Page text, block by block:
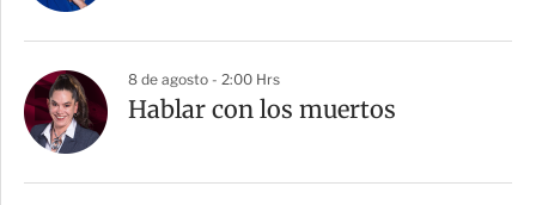
8 de agosto - 2:00 Hrs
Hablar con los muertos